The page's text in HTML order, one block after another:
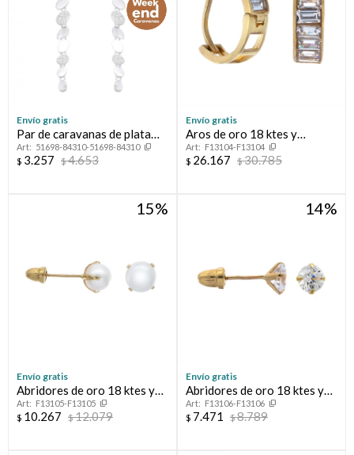
Envío gratis
Par de caravanas de plata
925 con circonias.
51698-84310-51698-84310
$ 3.257 $4.653
Envío gratis
Aros de oro 18 ktes y
circonias
F13104-F13104
$ 26.167 $30.785
15
Envío gratis
Abridores de oro 18 ktes y
perla de cultivo
F13105-F13105
$ 10.267 $12.079
14
Envío gratis
Abridores de oro 18 ktes y
circoniaF13106-F13106
$ 7.471 $8.789